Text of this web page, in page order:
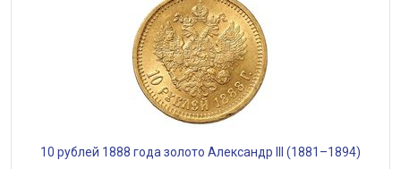
10 рублей 1888 года золото Александр III (1881–1894)